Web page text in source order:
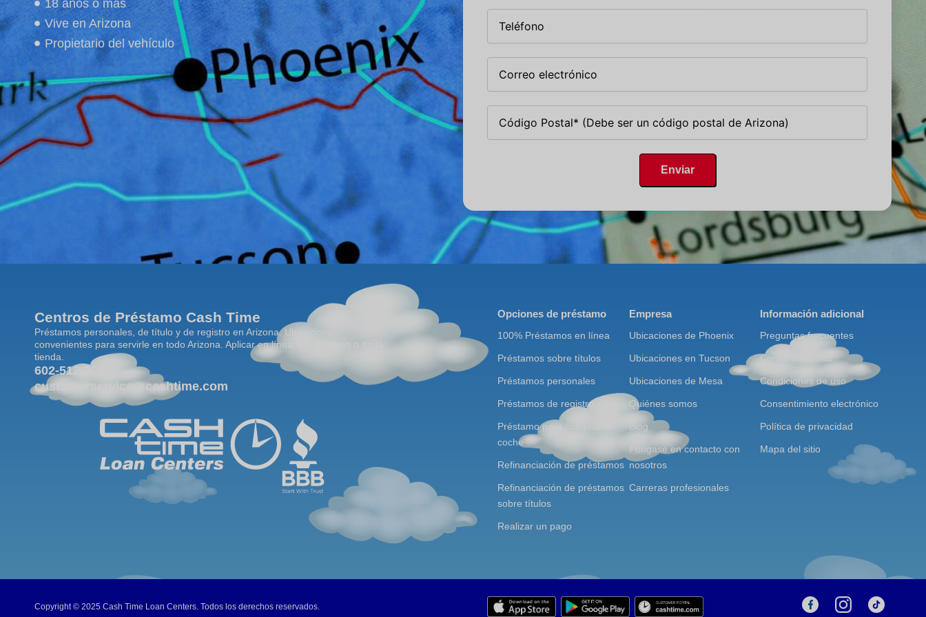
18 años o más
Vive en Arizona
Propietario del vehículo
Centros de Préstamo Cash Time
Préstamos personales, de título y de registro en Arizona. Ubicaciones
convenientes para servirle en todo Arizona. Aplicar en línea, por teléfono o en la
tienda.
602-512-3000
customerservice@cashtime.com
Opciones de préstamo
100% Préstamos en línea
Préstamos sobre títulos
Préstamos personales
Préstamos de registro
Préstamo para comprar un
coche
Refinanciación de préstamos
Refinanciación de préstamos
sobre títulos
Realizar un pago
Empresa
Ubicaciones de Phoenix
Ubicaciones en Tucson
Ubicaciones de Mesa
Quiénes somos
Blog
Póngase en contacto con
nosotros
Carreras profesionales
Información adicional
Preguntas frecuentes
Confidencialidad
Condiciones de uso
Consentimiento electrónico
Política de privacidad
Mapa del sitio
Copyright © 2025 Cash Time Loan Centers. Todos los derechos reservados.
T
i